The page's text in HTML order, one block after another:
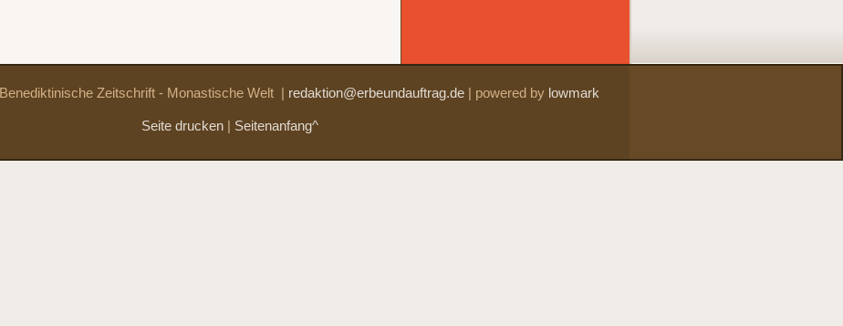
Benediktinische Zeitschrift - Monastische Welt redaktion@erbeundauftrag.de| powered by lowmark
Seite drucken Seitenanfang^